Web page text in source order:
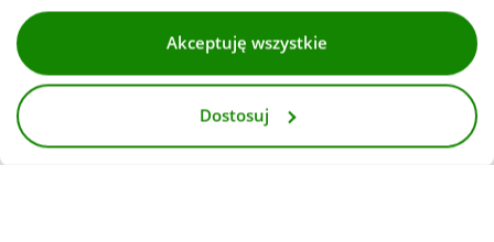
Akceptuję wszystkie
Dostosuj
Regulaminy
Dla mediów